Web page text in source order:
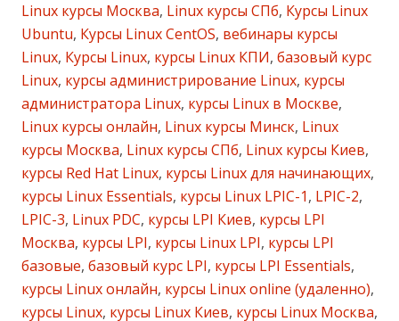
Linux курсы Москва, Linux курсы СПб, Курсы Linux
Ubuntu, Курсы Linux CentOS, вебинары курсы
Linux, Курсы Linux, курсы Linux КПИ, базовый курс
Linux, курсы администрирование Linux, курсы
администратора Linux, курсы Linux в Москве,
Linux курсы онлайн, Linux курсы Минск, Linux
курсы Москва, Linux курсы СПб, Linux курсы Киев,
курсы Red Hat Linux, курсы Linux для начинающих,
курсы Linux Essentials, курсы Linux LPIC-1, LPIC-2,
LPIC-3, Linux PDC, курсы LPI Киев, курсы LPI
Москва, курсы LPI, курсы Linux LPI, курсы LPI
базовые, базовый курс LPI, курсы LPI Essentials,
курсы Linux онлайн, курсы Linux online (удаленно),
курсы Linux, курсы Linux Киев, курсы Linux Москва,